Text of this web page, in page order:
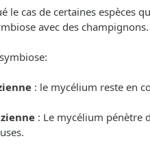
le cas de certaines
avec des
: le mycélium reste en
: Le mycélium pénètre